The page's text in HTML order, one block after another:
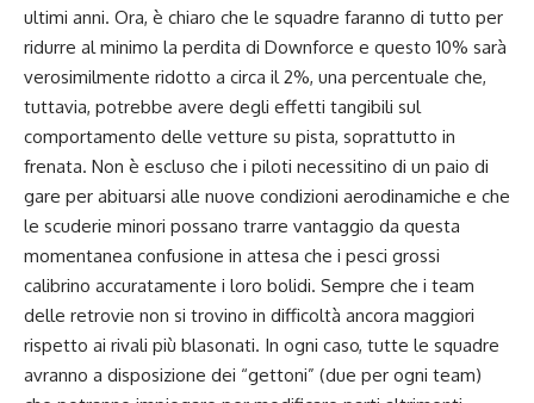
ultimi anni. Ora, è chiaro che le squadre faranno di tutto per
ridurre al minimo la perdita di Downforce e questo 10% sarà
verosimilmente ridotto a circa il 2%, una percentuale che,
tuttavia, potrebbe avere degli effetti tangibili sul
comportamento delle vetture su pista, soprattutto in
frenata. Non è escluso che i piloti necessitino di un paio di
gare per abituarsi alle nuove condizioni aerodinamiche e che
le scuderie minori possano trarre vantaggio da questa
momentanea confusione in attesa che i pesci grossi
calibrino accuratamente i loro bolidi. Sempre che i team
delle retrovie non si trovino in difficoltà ancora maggiori
rispetto ai rivali più blasonati. In ogni caso, tutte le squadre
avranno a disposizione dei “gettoni” (due per ogni team)